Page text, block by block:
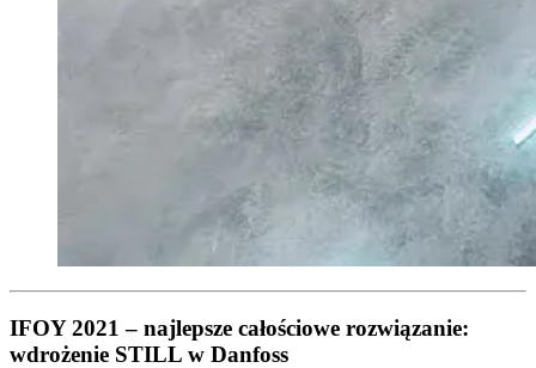
IFOY 2021 – najlepsze całościowe rozwiązanie:
wdrożenie STILL w Danfoss